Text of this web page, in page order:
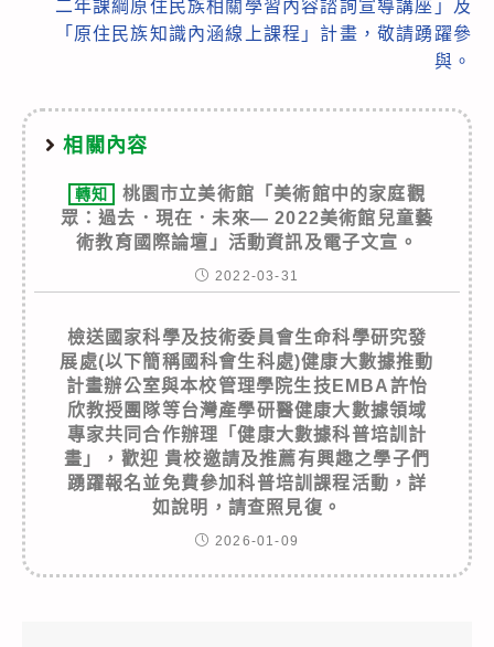
二年課綱原住民族相關學習內容諮詢宣導講座」及
「原住民族知識內涵線上課程」計畫，敬請踴躍參
與。
相關內容
轉知
桃園市立美術館「美術館中的家庭觀
眾：過去．現在．未來— 2022美術館兒童藝
術教育國際論壇」活動資訊及電子文宣。
2022-03-31
檢送國家科學及技術委員會生命科學研究發
展處(以下簡稱國科會生科處)健康大數據推動
計畫辦公室與本校管理學院生技EMBA許怡
欣教授團隊等台灣產學研醫健康大數據領域
專家共同合作辦理「健康大數據科普培訓計
畫」，歡迎 貴校邀請及推薦有興趣之學子們
踴躍報名並免費參加科普培訓課程活動，詳
如說明，請查照見復。
2026-01-09